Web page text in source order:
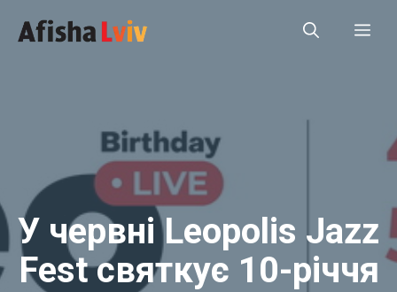
до
У червні Leopolis Jazz
Fest святкує 10-річчя